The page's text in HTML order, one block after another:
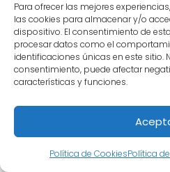
Para ofrecer las mejores
las cookies para almacenar y/o
dispositivo. El consentimiento de
procesar datos como el
identificaciones únicas en este sitio.
consentimiento, puede afectar
características y funciones.
Política de CookiesPolítica
¿Cómo se
grandes
lenguaje LLM
superior?